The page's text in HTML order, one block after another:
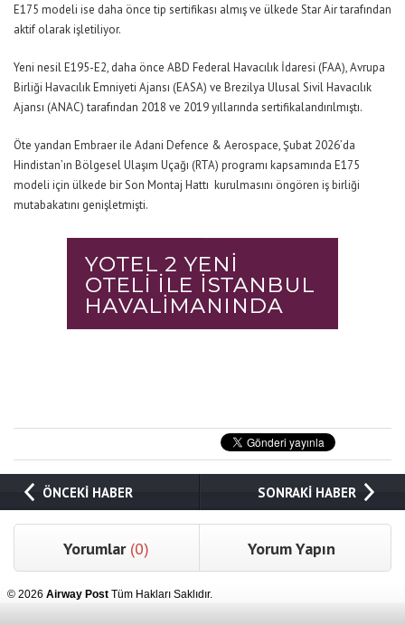
E175 modeli ise daha önce tip sertifikası almış ve ülkede Star Air tarafından
aktif olarak işletiliyor.
Yeni nesil E195-E2, daha önce ABD Federal Havacılık İdaresi (FAA), Avrupa
Birliği Havacılık Emniyeti Ajansı (EASA) ve Brezilya Ulusal Sivil Havacılık
Ajansı (ANAC) tarafından 2018 ve 2019 yıllarında sertifikalandırılmıştı.
Öte yandan Embraer ile Adani Defence & Aerospace, Şubat 2026’da
Hindistan’ın Bölgesel Ulaşım Uçağı (RTA) programı kapsamında E175
modeli için ülkede bir Son Montaj Hattı kurulmasını öngören iş birliği
mutabakatını genişletmişti.
ÖNCEKİ HABER SONRAKİ HABER
Yorumlar (0) Yorum Yapın
© 2026 Airway Post Tüm Hakları Saklıdır.